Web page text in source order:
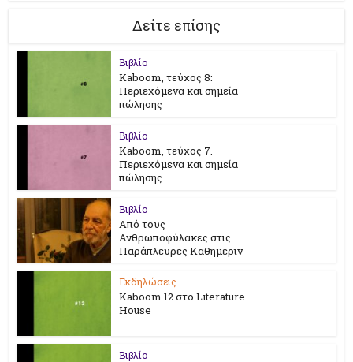
Δείτε επίσης
Βιβλίο
Kaboom, τεύχος 8:
Περιεχόμενα και σημεία
πώλησης
Βιβλίο
Kaboom, τεύχος 7.
Περιεχόμενα και σημεία
πώλησης
Βιβλίο
Από τους
Ανθρωποφύλακες στις
Παράπλευρες Καθημεριν
Εκδηλώσεις
Kaboom 12 στο Literature
House
Βιβλίο